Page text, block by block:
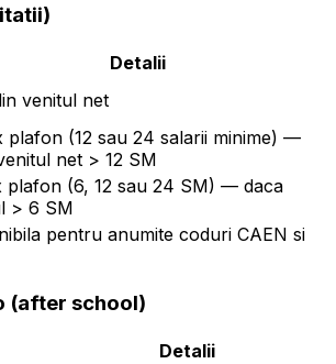
Detalii
venitul net
plafon (12 sau 24 salarii minime) —
net > 12 SM
plafon (6, 12 sau 24 SM) — daca
> 6 SM
pentru anumite coduri CAEN si
(after school)
Detalii